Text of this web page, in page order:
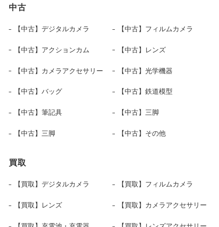
中古
【中古】デジタルカメラ 【中古】フィルムカメラ
【中古】アクションカム 【中古】レンズ
【中古】カメラアクセサリー 【中古】光学機器
【中古】バッグ 【中古】鉄道模型
【中古】筆記具 【中古】三脚
【中古】三脚 【中古】その他
買取
【買取】デジタルカメラ 【買取】フィルムカメラ
【買取】レンズ 【買取】カメラアクセサリー